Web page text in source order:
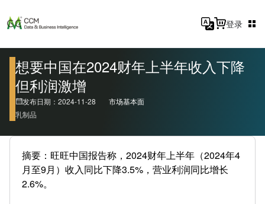
登录
想要中国在2024财年上半年收入下降
但利润激增
发布日期：2024-11-28
市场基本面
乳制品
摘要：旺旺中国报告称，2024财年上半年（2024年4
月至9月）收入同比下降3.5%，营业利润同比增长
2.6%。